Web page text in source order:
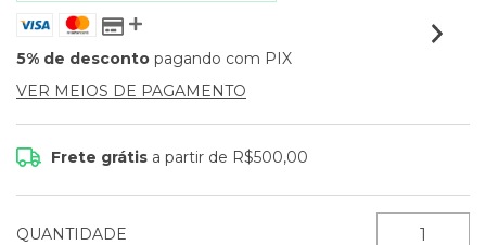
5% de desconto pagando com PIX
VER MEIOS DE PAGAMENTO
Frete grátis a partir de R$500,00
QUANTIDADE